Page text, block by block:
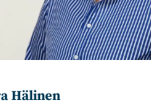
Hälinen